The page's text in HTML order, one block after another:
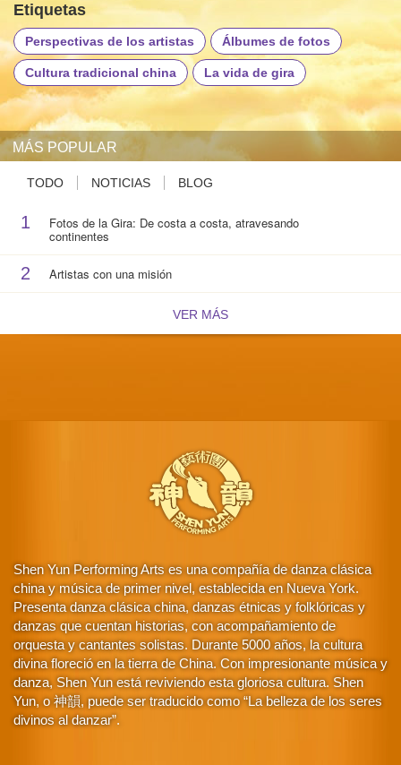
Etiquetas
Perspectivas de los artistas Álbumes de fotos
Cultura tradicional china La vida de gira
MÁS POPULAR
TODO NOTICIAS BLOG
1 Fotos de la Gira: De costa a costa, atravesando
continentes
2 Artistas con una misión
VER MÁS
Shen Yun Performing Arts es una compañía de danza clásica
china y música de primer nivel, establecida en Nueva York.
Presenta danza clásica china, danzas étnicas y folklóricas y
danzas que cuentan historias, con acompañamiento de
orquesta y cantantes solistas. Durante 5000 años, la cultura
divina floreció en la tierra de China. Con impresionante música y
danza, Shen Yun está reviviendo esta gloriosa cultura. Shen
Yun, o 神韻, puede ser traducido como “La belleza de los seres
divinos al danzar”.